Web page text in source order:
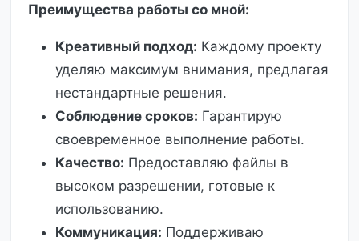
Преимущества работы со мной:
Креативный подход: Каждому проекту
уделяю максимум внимания, предлагая
нестандартные решения.
Соблюдение сроков: Гарантирую
своевременное выполнение работы.
Качество: Предоставляю файлы в
высоком разрешении, готовые к
использованию.
Коммуникация: Поддерживаю